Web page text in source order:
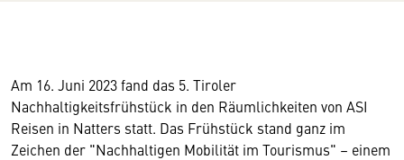
Am 16. Juni 2023 fand das 5. Tiroler
Nachhaltigkeitsfrühstück in den Räumlichkeiten von ASI
Reisen in Natters statt. Das Frühstück stand ganz im
Zeichen der "Nachhaltigen Mobilität im Tourismus" – einem